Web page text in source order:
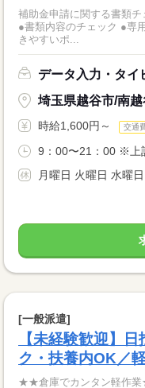
補助金申請に関する書類チェッ
●書類内容のチェック ●専用フ
きやすいポ...
データ入力・タイ
埼玉県越谷市/南越
時給1,600円～ 交通
9：00〜21：00 ※上
月曜日 火曜日 水曜
[一般派遣]
【未経験歓迎】
ク・扶養内OK／
★★倉庫でカンタン軽作業